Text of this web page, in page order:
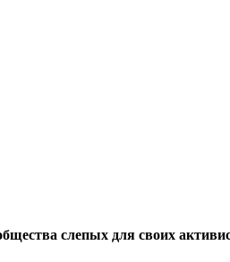
слепых для своих